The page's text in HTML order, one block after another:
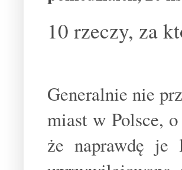
10 rzeczy, za
Generalnie nie
miast w Polsce,
że naprawdę